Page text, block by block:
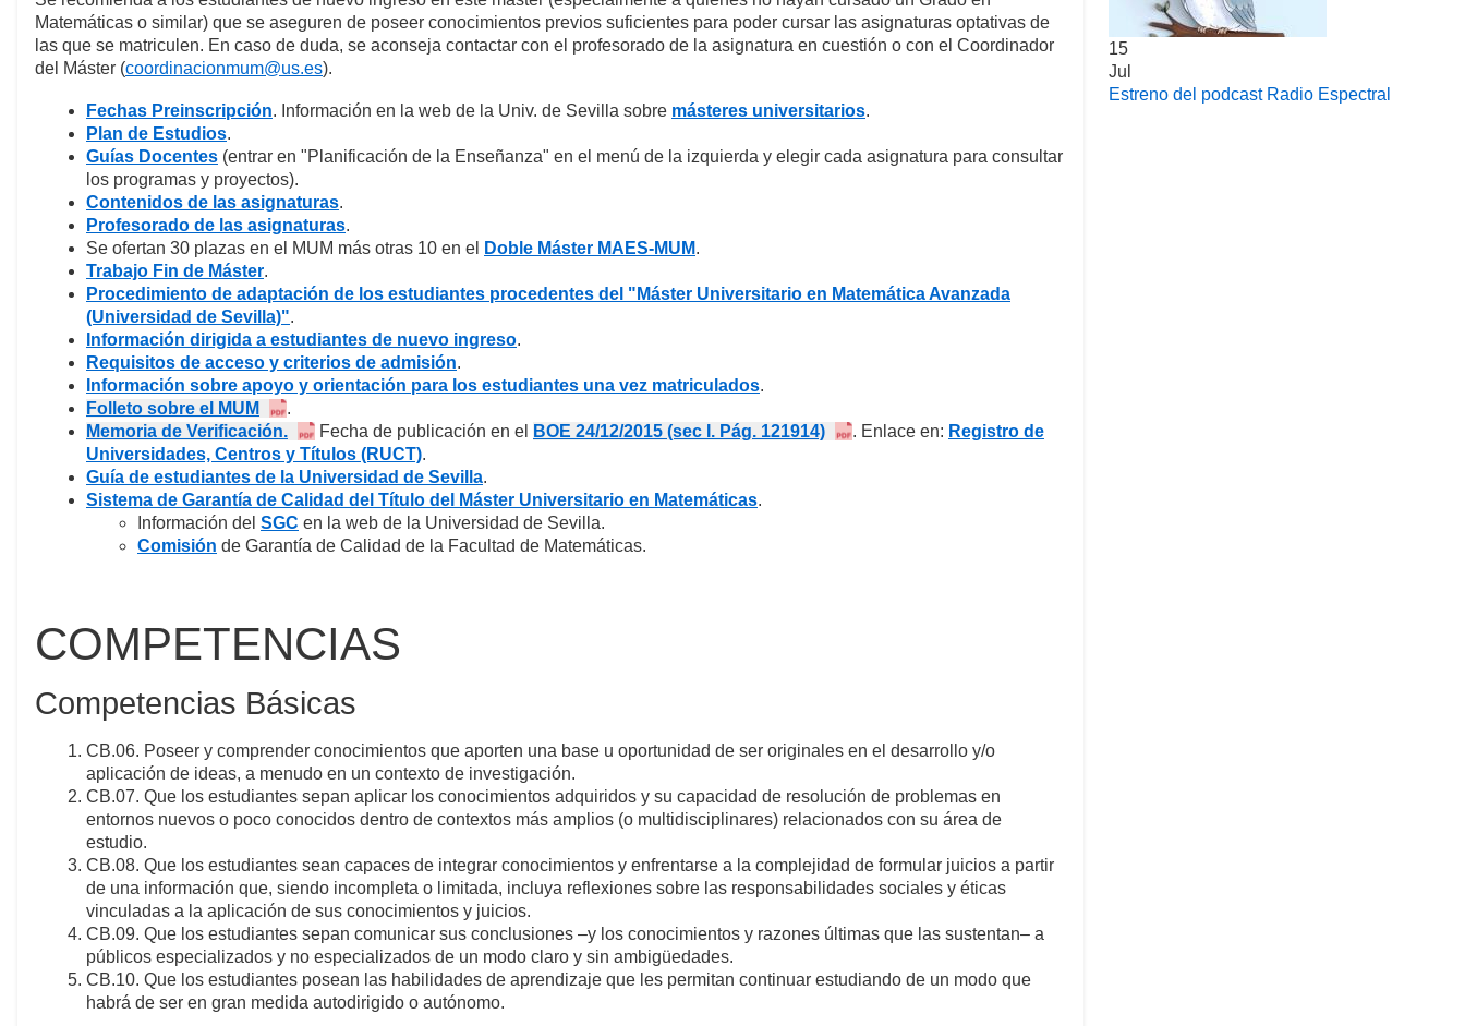
Matemáticas o similar) que se aseguren de poseer conocimientos previos suficientes para poder cursar las asignaturas optativas de
las que se matriculen. En caso de duda, se aconseja contactar con el profesorado de la asignatura en cuestión o con el Coordinador
del Máster (coordinacionmum@us.es).
Fechas Preinscripción. Información en la web de la Univ. de Sevilla sobre másteres universitarios.
Plan de Estudios.
Guías Docentes (entrar en "Planificación de la Enseñanza" en el menú de la izquierda y elegir cada asignatura para consultar
los programas y proyectos).
Contenidos de las asignaturas.
Profesorado de las asignaturas.
Se ofertan 30 plazas en el MUM más otras 10 en el
Doble Máster MAES-MUM.
Trabajo Fin de Máster.
Procedimiento de adaptación de los estudiantes procedentes del "Máster Universitario en Matemática Avanzada
(Universidad de Sevilla)".
Información dirigida a estudiantes de nuevo ingreso.
Requisitos de acceso y criterios de admisión.
Información sobre apoyo y orientación para los estudiantes una vez matriculados.
Folleto sobre el MUM
.
Memoria de Verificación.
Fecha de publicación en el BOE 24/12/2015 (sec I. Pág. 121914) . Enlace en: Registro de
Universidades, Centros y Títulos (RUCT).
Guía de estudiantes de la Universidad de Sevilla.
Sistema de Garantía de Calidad del Título del Máster Universitario en Matemáticas.
Información del SGC en la web de la Universidad de Sevilla.
Comisión de Garantía de Calidad de la Facultad de Matemáticas.
COMPETENCIAS
Competencias Básicas
CB.06. Poseer y comprender conocimientos que aporten una base u oportunidad de ser originales en el desarrollo y/o
aplicación de ideas, a menudo en un contexto de investigación.
CB.07. Que los estudiantes sepan aplicar los conocimientos adquiridos y su capacidad de resolución de problemas en
entornos nuevos o poco conocidos dentro de contextos más amplios (o multidisciplinares) relacionados con su área de
estudio.
CB.08. Que los estudiantes sean capaces de integrar conocimientos y enfrentarse a la complejidad de formular juicios a partir
de una información que, siendo incompleta o limitada, incluya reflexiones sobre las responsabilidades sociales y éticas
vinculadas a la aplicación de sus conocimientos y juicios.
CB.09. Que los estudiantes sepan comunicar sus conclusiones –y los conocimientos y razones últimas que las sustentan– a
públicos especializados y no especializados de un modo claro y sin ambigüedades.
CB.10. Que los estudiantes posean las habilidades de aprendizaje que les permitan continuar estudiando de un modo que
habrá de ser en gran medida autodirigido o autónomo.
15
Jul
Estreno del podcast Radio Espectral